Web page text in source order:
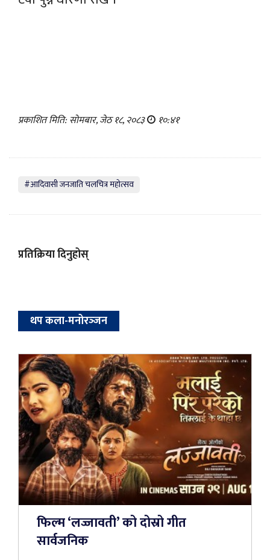
प्रकाशित मिति: सोमबार, जेठ १८, २०८३ १०:४१
#आदिवासी जनजाति चलचित्र महोत्सव
प्रतिक्रिया दिनुहोस्
थप कला-मनोरञ्‍जन
फिल्म ‘लज्जावती’ को दोस्रो गीत
सार्वजनिक